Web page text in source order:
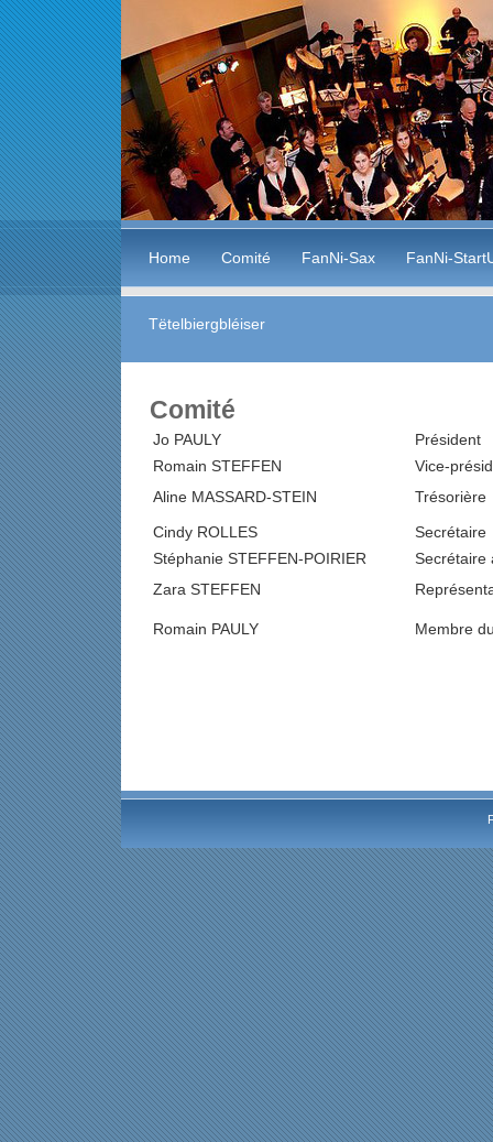
Home Comité FanNi-Sax FanNi-
Tëtelbiergbléiser
Comité
Jo PAULY
Président
Romain STEFFEN
Vice-
Aline MASSARD-STEIN
Trésorière
Cindy ROLLES
Secrétaire
Stéphanie STEFFEN-POIRIER
Secrétaire
Zara STEFFEN
Romain PAULY Membre